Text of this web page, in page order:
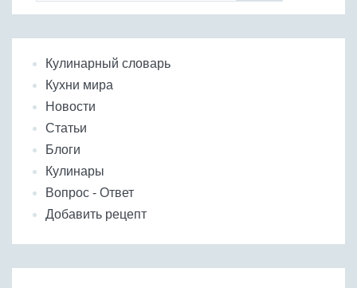
Кулинарный словарь
Кухни мира
Новости
Статьи
Блоги
Кулинары
Вопрос - Ответ
Добавить рецепт